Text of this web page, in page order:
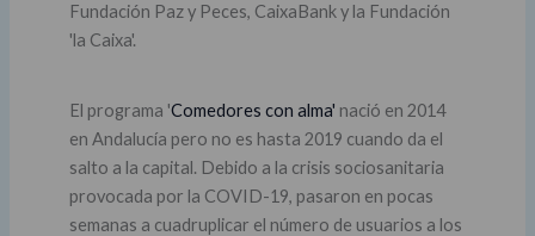
Fundación Paz y Peces, CaixaBank y la Fundación
'la Caixa'.
El programa 'Comedores con alma' nació en 2014
en Andalucía pero no es hasta 2019 cuando da el
salto a la capital. Debido a la crisis sociosanitaria
provocada por la COVID-19, pasaron en pocas
semanas a cuadruplicar el número de usuarios a los